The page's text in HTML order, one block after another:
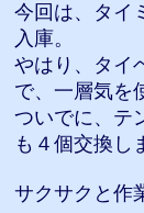
今回は、タイ
入庫。
やはり、タイ
で、一層気を
ついでに、テ
も４個交換し
サクサクと作